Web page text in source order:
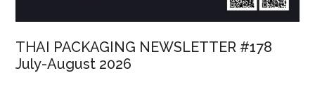
THAI PACKAGING NEWSLETTER #178
July-August 2026